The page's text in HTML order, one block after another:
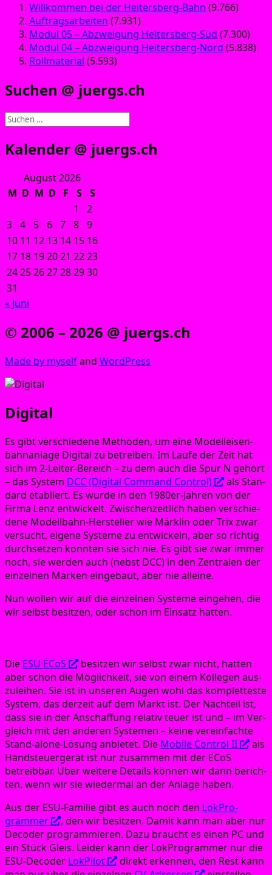
Willkommen bei der Heitersberg-Bahn (9.766)
Auftragsarbeiten (7.931)
Modul 05 – Abzweigung Heitersberg-Süd (7.300)
Modul 04 – Abzweigung Heitersberg-Nord (5.838)
Rollmaterial (5.593)
Suchen @ juergs.ch
Suchen
Kalender @ juergs.ch
August 2026
M D M D F S
S
1
2
3 4 5 6 7 8 9
10 11 12 13 14 15 16
17 18 192021 2223
24252627282930
31
« Juni
© 2006 – 2026 @ juergs.ch
Made by mys­elfand Word­Press
Digital
Es gibt ver­schie­de­ne Metho­den, um eine Modell­ei­sen­
bahn­an­la­ge Digi­tal zu betrei­ben. Im Lau­fe der Zeit hat
sich im 2‑Lei­ter-Bereich – zu dem auch die Spur N gehört
– das Sys­tem DCC (Digi­tal Com­mand Con­trol)
als Stan­
dard eta­bliert. Es wur­de in den 1980er-Jah­ren von der
Fir­ma Lenz ent­wi­ckelt. Zwi­schen­zeit­lich haben ver­schie­
de­ne Modell­bahn-Her­stel­ler wie Märk­lin oder Trix zwar
ver­sucht, eige­ne Sys­te­me zu ent­wi­ckeln, aber so rich­tig
durch­set­zen konn­ten sie sich nie. Es gibt sie zwar immer
noch, sie wer­den auch (nebst DCC) in den Zen­tra­len der
ein­zel­nen Mar­ken ein­ge­baut, aber nie alleine.
Nun wol­len wir auf die ein­zel­nen Sys­te­me ein­ge­hen, die
wir selbst besit­zen, oder schon im Ein­satz hatten.
Die ESU ECoS
besit­zen wir selbst zwar nicht, hat­ten
aber schon die Mög­lich­keit, sie von einem Kol­le­gen aus­
zu­lei­hen. Sie ist in unse­ren Augen wohl das kom­plet­tes­te
Sys­tem, das der­zeit auf dem Markt ist. Der Nach­teil ist,
dass sie in der Anschaf­fung rela­tiv teu­er ist und – im Ver­
gleich mit den ande­ren Sys­te­men – kei­ne ver­ein­fach­te
Stand-alo­ne-Lösung anbie­tet. Die Mobi­le Con­trol II
als
Hand­steu­er­ge­rät ist nur zusam­men mit der ECoS
betreib­bar. Über wei­te­re Details kön­nen wir dann berich­
ten, wenn wir sie wie­der­mal an der Anla­ge haben.
Aus der ESU-Fami­lie gibt es auch noch den Lok­Pro­
gramm­er
, den wir besit­zen. Damit kann man aber nur
Deco­der pro­gram­mie­ren. Dazu braucht es einen PC und
ein Stück Gleis. Lei­der kann der Lok­Pro­gramm­er nur die
ESU-Deco­der Lok­Pi­lot
direkt erken­nen, den Rest kann